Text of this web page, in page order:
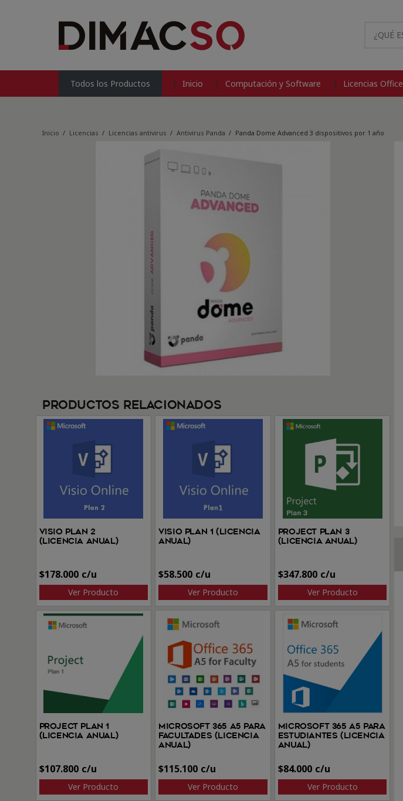
Todos los Productos Inicio Computación y Software Licencias Office
Inicio / Licencias / Licencias antivirus / Antivirus Panda / Panda Dome Advanced 3 dispositivos por 1 año
Productos Relacionados
Visio Plan 2
(Licencia anual)
$178.000
Ver Producto
Visio Plan 1 (Licencia
anual)
$58.500
Ver Producto
Project Plan 3
(Licencia anual)
$347.800
Ver Producto
Project Plan 1
(Licencia anual)
$107.800
Ver Producto
Microsoft 365 A5 para
facultades (Licencia
anual)
$115.100
Ver Producto
Microsoft 365 A5 para
estudiantes (Licencia
anual)
$84.000
Ver Producto